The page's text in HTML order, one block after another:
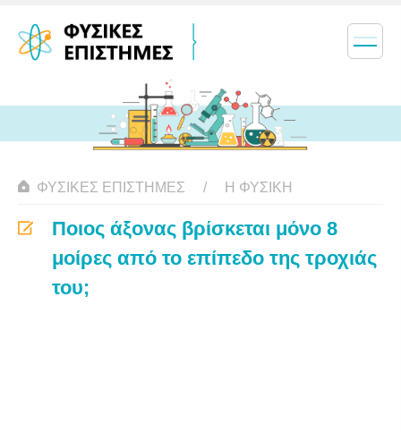
ΦΥΣΙΚΈΣ ΕΠΙΣΤΉΜΕΣ Η ΦΥΣΙΚΗ
Ποιος άξονας βρίσκεται μόνο 8
μοίρες από το επίπεδο της τροχιάς
του;